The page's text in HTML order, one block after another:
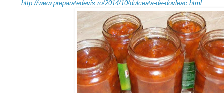
http://www.preparatedevis.ro/2014/10/dulceata-de-dovleac.html